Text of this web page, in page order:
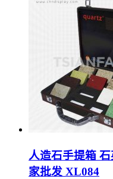
人造石手提箱
家批发 XL084